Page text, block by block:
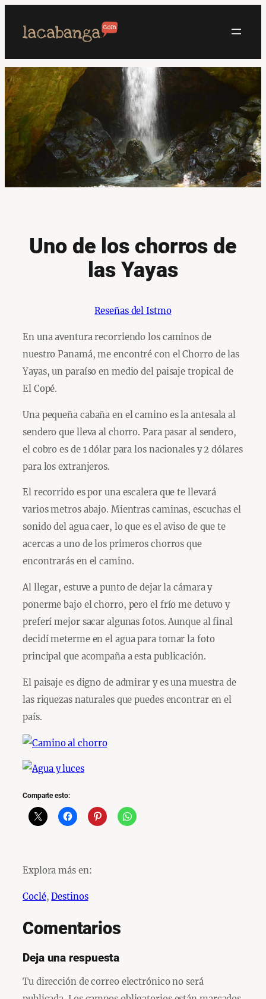
Uno de los chorros de
las Yayas
Reseñas del Istmo
En una aventura recorriendo los caminos de
nuestro Panamá, me encontré con el Chorro de las
Yayas, un paraíso en medio del paisaje tropical de
El Copé.
Una pequeña cabaña en el camino es la antesala al
sendero que lleva al chorro. Para pasar al sendero,
el cobro es de 1 dólar para los nacionales y 2 dólares
para los extranjeros.
El recorrido es por una escalera que te llevará
varios metros abajo. Mientras caminas, escuchas el
sonido del agua caer, lo que es el aviso de que te
acercas a uno de los primeros chorros que
encontrarás en el camino.
Al llegar, estuve a punto de dejar la cámara y
ponerme bajo el chorro, pero el frío me detuvo y
preferí mejor sacar algunas fotos. Aunque al final
decidí meterme en el agua para tomar la foto
principal que acompaña a esta publicación.
El paisaje es digno de admirar y es una muestra de
las riquezas naturales que puedes encontrar en el
país.
Comparte esto:
Explora más en:
Coclé, Destinos
Comentarios
Deja una respuesta
Tu dirección de correo electrónico no será